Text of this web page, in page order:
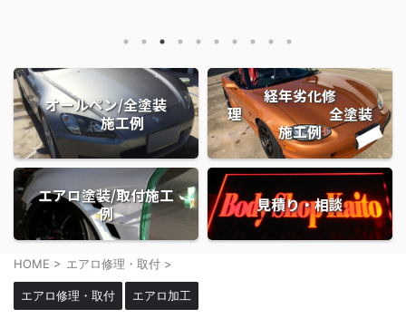
オールペン/全塗装
施工例
経年劣化修
理 全塗装
施工例
エアロ塗装/取付施工
例
見積り・相談
HOME > エアロ修理・取付 >
エアロ修理・取付 エアロ加工